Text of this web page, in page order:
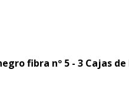
fibra nº 5 - 3 Cajas de